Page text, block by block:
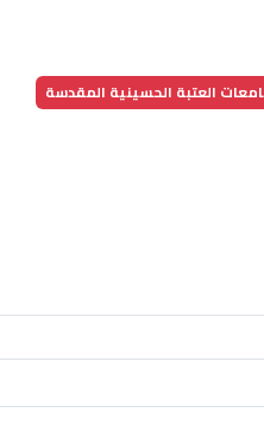
العتبة الحسينية المقدسة